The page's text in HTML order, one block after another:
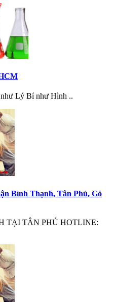
như Lý Bí như Hình ..
Bình Thạnh, Tân Phú, Gò
TẠI TÂN PHÚ HOTLINE: